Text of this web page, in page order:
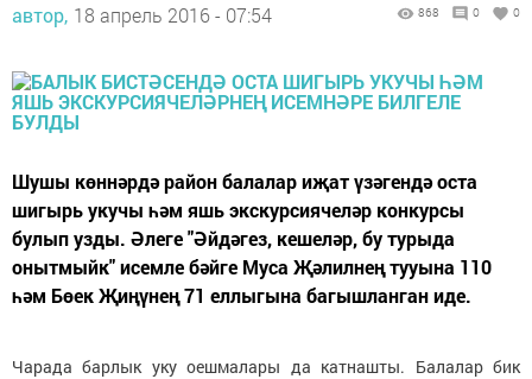
автор, 18 апрель 2016 - 07:54 868 0 0
Шушы көннәрдә район балалар иҗат үзәгендә оста
шигырь укучы һәм яшь экскурсиячеләр конкурсы
булып узды. Әлеге "Әйдәгез, кешеләр, бу турыда
онытмыйк" исемле бәйге Муса Җәлилнең тууына 110
һәм Бөек Җиңүнең 71 еллыгына багышланган иде.
Чарада барлык уку оешмалары да катнашты. Балалар бик